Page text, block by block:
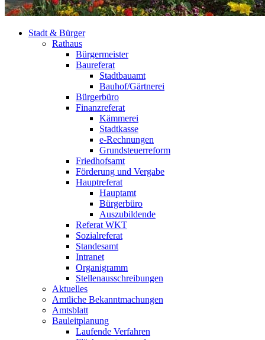
Stadt & Bürger
Rathaus
Bürgermeister
Baureferat
Stadtbauamt
Bauhof/Gärtnerei
Bürgerbüro
Finanzreferat
Kämmerei
Stadtkasse
e-Rechnungen
Grundsteuerreform
Friedhofsamt
Förderung und Vergabe
Hauptreferat
Hauptamt
Bürgerbüro
Auszubildende
Referat WKT
Sozialreferat
Standesamt
Intranet
Organigramm
Stellenausschreibungen
Aktuelles
Amtliche Bekanntmachungen
Amtsblatt
Bauleitplanung
Laufende Verfahren